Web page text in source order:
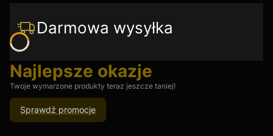
Darmowa wysyłka
Najlepsze okazje
Twoje wymarzone produkty teraz jeszcze taniej!
Sprawdź promocje